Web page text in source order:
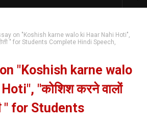
on "Koshish karne walo ki Haar Nahi Hoti",
होती " for Students Complete Hindi Speech,
"Koshish karne walo
"कोशिश करने वालों
" for Students